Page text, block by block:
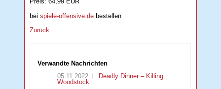
beispiele-offensive.de bestellen
Zurück
Verwandte Nachrichten
05.11.2022
Deadly Dinner – Killing
Woodstock